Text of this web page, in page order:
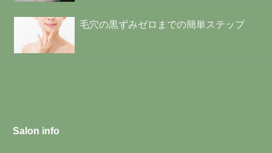
毛穴の黒ずみゼロまでの簡単ステップ
Salon info